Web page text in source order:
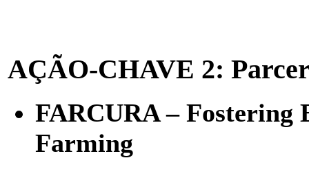
AÇÃO-CHAVE 2:
FARCURA – Fostering
Farming